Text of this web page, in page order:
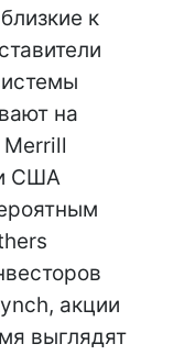
к
на
Merrill
США
акции
выглядят